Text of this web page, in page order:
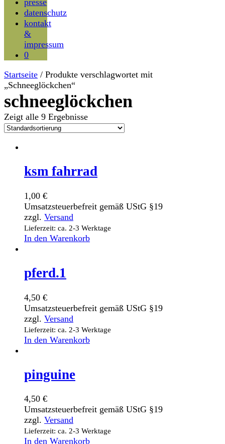
presse
datenschutz
kontakt
&
impressum
0
Startseite / Produkte verschlagwortet mit
„Schneeglöckchen“
schneeglöckchen
Zeigt alle 9 Ergebnisse
ksm fahrrad
1,00 €
Umsatzsteuerbefreit gemäß UStG §19
zzgl. Versand
Lieferzeit: ca. 2-3 Werktage
In den Warenkorb
pferd.1
4,50 €
Umsatzsteuerbefreit gemäß UStG §19
zzgl. Versand
Lieferzeit: ca. 2-3 Werktage
In den Warenkorb
pinguine
4,50 €
Umsatzsteuerbefreit gemäß UStG §19
zzgl. Versand
Lieferzeit: ca. 2-3 Werktage
In den Warenkorb